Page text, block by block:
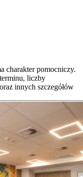
charakter pomocniczy.
liczby
innych szczegółów